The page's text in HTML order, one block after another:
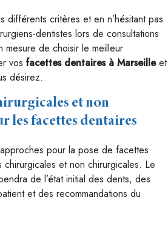
différents critères et en n’hésitant pas
dentistes lors de consultations
de choisir le meilleur
vos facettes dentaires à Marseilleet
désirez.
et non
les facettes dentaires
pour la pose de facettes
et non chirurgicales. Le
de l’état initial des dents, des
et des recommandations du